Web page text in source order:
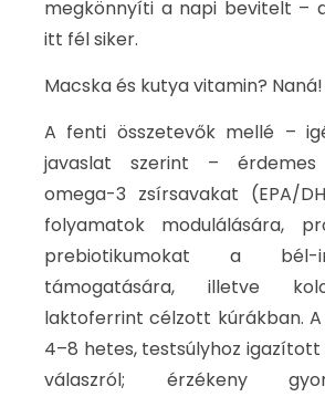
megkönnyíti a napi bevitelt –
itt fél siker.
Macska és kutya vitamin? Naná!
A fenti összetevők mellé –
javaslat szerint –
omega-3 zsírsavakat (EPA/
folyamatok modulálására,
prebiotikumokat a bél-
támogatására, illetve
laktoferrint célzott kúrákban.
4–8 hetes, testsúlyhoz
válaszról; érzékeny